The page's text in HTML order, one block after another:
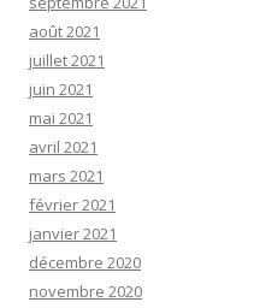
août 2021
juillet 2021
juin 2021
mai 2021
avril 2021
mars 2021
février 2021
janvier 2021
décembre 2020
novembre 2020